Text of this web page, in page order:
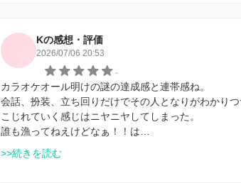
Kの感想・評価
2026/07/06 20:53
-
カラオケオール明けの謎の達成感と連帯感ね。
会話、扮装、立ち回りだけでその人となりがわかり
こじれていく感じはニヤニヤしてしまった。
誰も漁ってねえけどなぁ！！は…
>>続きを読む